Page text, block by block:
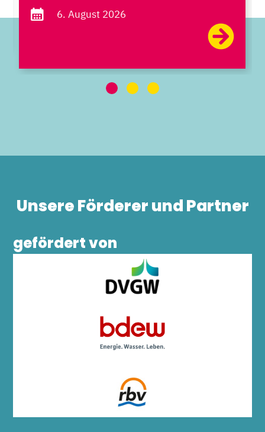
6. August 2026
Unsere Förderer und Partner
gefördert von